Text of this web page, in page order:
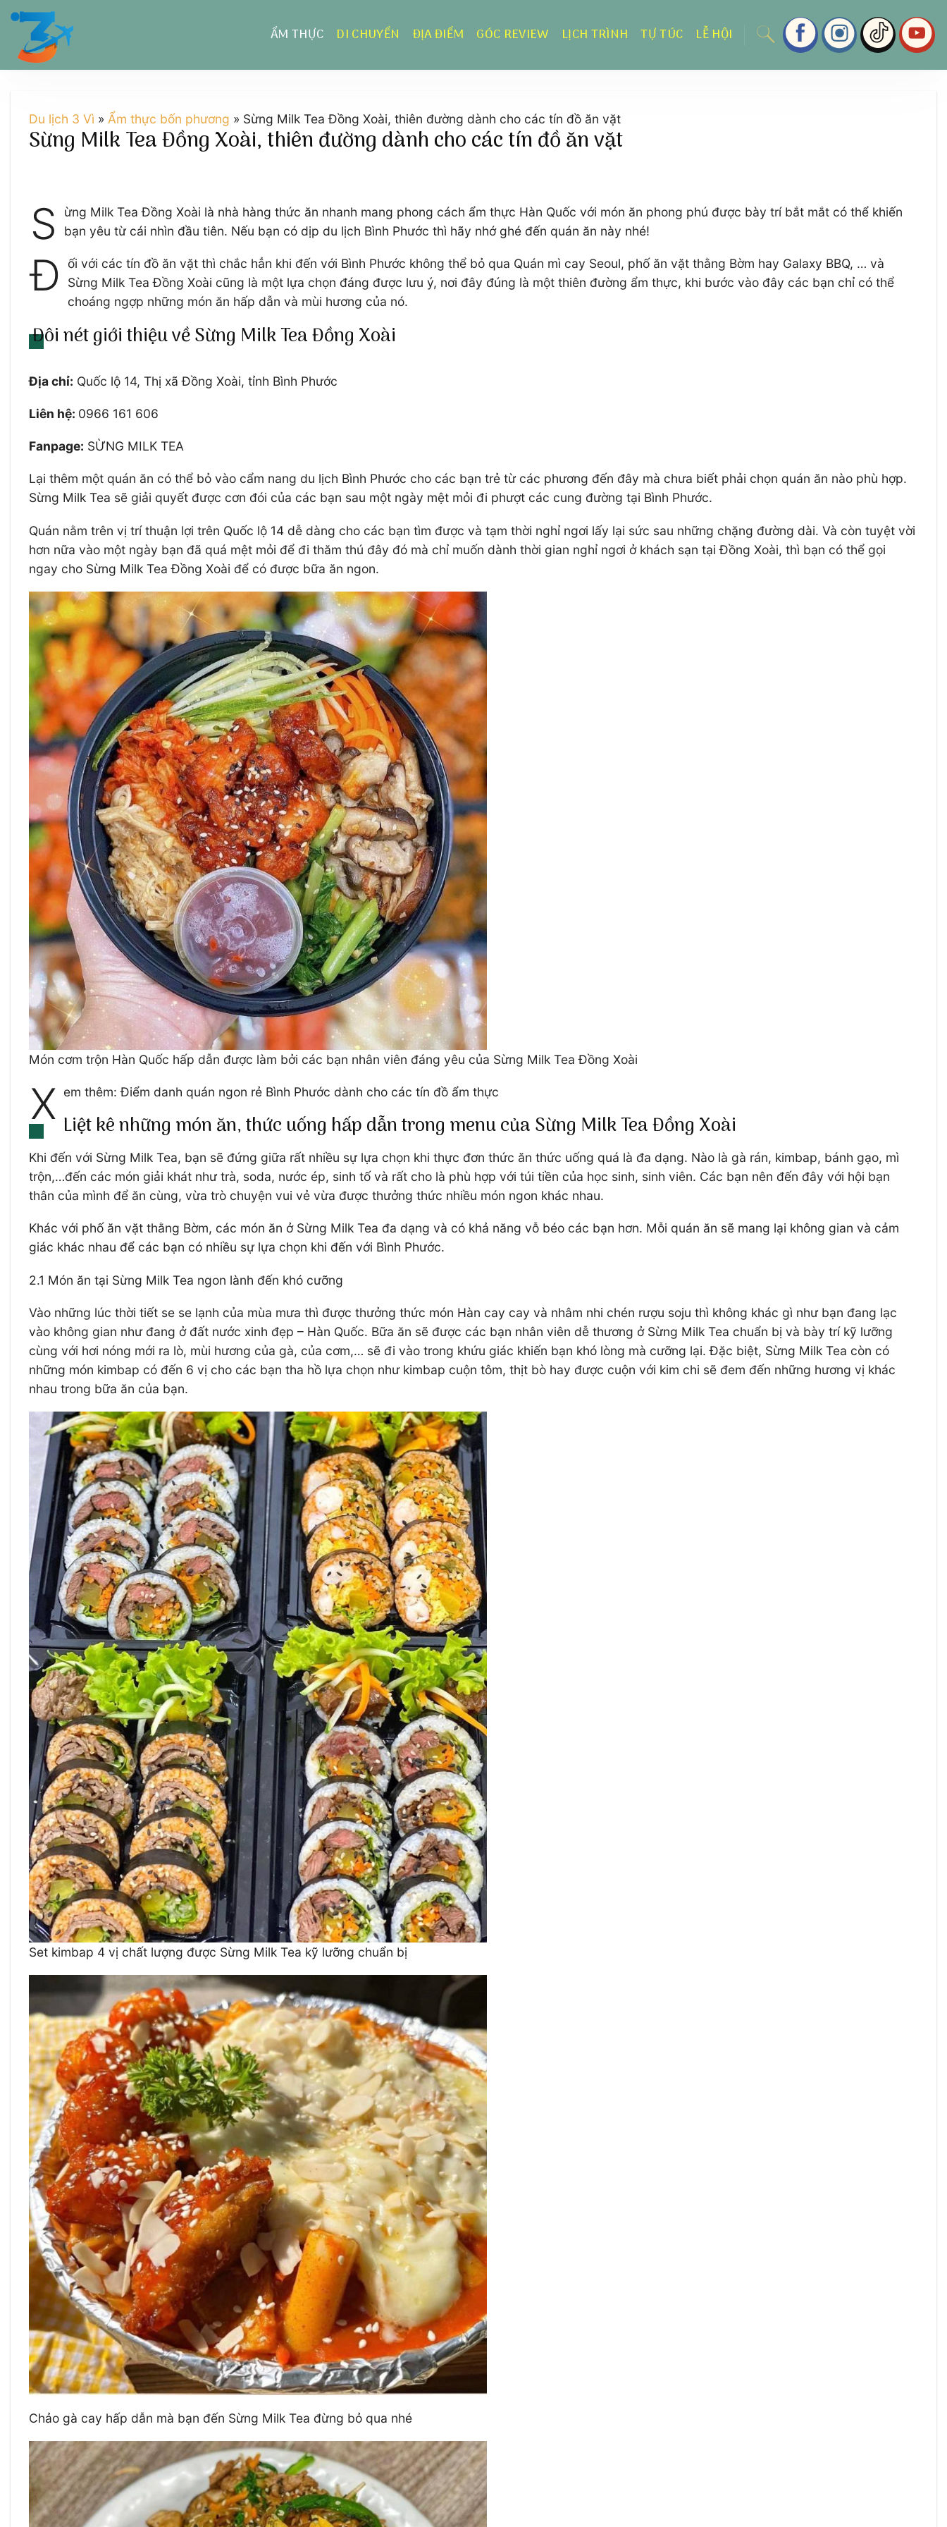
Chuyển
dung
ẨM THỰC DI CHUYỂN ĐỊA ĐIỂM GÓC REVIEW LỊCH TRÌNH TỰ TÚC LỄ HỘI
Du lịch 3 Vì » Ẩm thực bốn phương » Sừng Milk Tea Đồng Xoài, thiên đường dành cho các tín đồ ăn vặt
Sừng Milk Tea Đồng Xoài, thiên đường dành cho các tín đồ ăn vặt
S
ừng Milk Tea Đồng Xoài là nhà hàng thức ăn nhanh mang phong cách ẩm thực Hàn Quốc với món ăn phong phú được bày trí bắt mắt có thể khiến
bạn yêu từ cái nhìn đầu tiên. Nếu bạn có dịp du lịch Bình Phước thì hãy nhớ ghé đến quán ăn này nhé!
Đ
ối với các tín đồ ăn vặt thì chắc hẳn khi đến với Bình Phước không thể bỏ qua Quán mì cay Seoul, phố ăn vặt thằng Bờm hay Galaxy BBQ, … và
Sừng Milk Tea Đồng Xoài cũng là một lựa chọn đáng được lưu ý, nơi đây đúng là một thiên đường ẩm thực, khi bước vào đây các bạn chỉ có thể
choáng ngợp những món ăn hấp dẫn và mùi hương của nó.
Đôi nét giới thiệu về Sừng Milk Tea Đồng Xoài
Địa chỉ: Quốc lộ 14, Thị xã Đồng Xoài, tỉnh Bình Phước
Liên hệ: 0966 161 606
Fanpage: SỪNG MILK TEA
Lại thêm một quán ăn có thể bỏ vào cẩm nang du lịch Bình Phước cho các bạn trẻ từ các phương đến đây mà chưa biết phải chọn quán ăn nào phù hợp.
Sừng Milk Tea sẽ giải quyết được cơn đói của các bạn sau một ngày mệt mỏi đi phượt các cung đường tại Bình Phước.
Quán nằm trên vị trí thuận lợi trên Quốc lộ 14 dễ dàng cho các bạn tìm được và tạm thời nghỉ ngơi lấy lại sức sau những chặng đường dài. Và còn tuyệt vời
hơn nữa vào một ngày bạn đã quá mệt mỏi để đi thăm thú đây đó mà chỉ muốn dành thời gian nghỉ ngơi ở khách sạn tại Đồng Xoài, thì bạn có thể gọi
ngay cho Sừng Milk Tea Đồng Xoài để có được bữa ăn ngon.
Món cơm trộn Hàn Quốc hấp dẫn được làm bởi các bạn nhân viên đáng yêu của Sừng Milk Tea Đồng Xoài
X em thêm: Điểm danh quán ngon rẻ Bình Phước dành cho các tín đồ ẩm thực
Liệt kê những món ăn, thức uống hấp dẫn trong menu của Sừng Milk Tea Đồng Xoài
Khi đến với Sừng Milk Tea, bạn sẽ đứng giữa rất nhiều sự lựa chọn khi thực đơn thức ăn thức uống quá là đa dạng. Nào là gà rán, kimbap, bánh gạo, mì
trộn,…đến các món giải khát như trà, soda, nước ép, sinh tố và rất cho là phù hợp với túi tiền của học sinh, sinh viên. Các bạn nên đến đây với hội bạn
thân của mình để ăn cùng, vừa trò chuyện vui vẻ vừa được thưởng thức nhiều món ngon khác nhau.
Khác với phố ăn vặt thằng Bờm, các món ăn ở Sừng Milk Tea đa dạng và có khả năng vỗ béo các bạn hơn. Mỗi quán ăn sẽ mang lại không gian và cảm
giác khác nhau để các bạn có nhiều sự lựa chọn khi đến với Bình Phước.
2.1 Món ăn tại Sừng Milk Tea ngon lành đến khó cưỡng
Vào những lúc thời tiết se se lạnh của mùa mưa thì được thưởng thức món Hàn cay cay và nhâm nhi chén rượu soju thì không khác gì như bạn đang lạc
vào không gian như đang ở đất nước xinh đẹp – Hàn Quốc. Bữa ăn sẽ được các bạn nhân viên dễ thương ở Sừng Milk Tea chuẩn bị và bày trí kỹ lưỡng
cùng với hơi nóng mới ra lò, mùi hương của gà, của cơm,… sẽ đi vào trong khứu giác khiến bạn khó lòng mà cưỡng lại. Đặc biệt, Sừng Milk Tea còn có
những món kimbap có đến 6 vị cho các bạn tha hồ lựa chọn như kimbap cuộn tôm, thịt bò hay được cuộn với kim chi sẽ đem đến những hương vị khác
nhau trong bữa ăn của bạn.
Set kimbap 4 vị chất lượng được Sừng Milk Tea kỹ lưỡng chuẩn bị
Chảo gà cay hấp dẫn mà bạn đến Sừng Milk Tea đừng bỏ qua nhé